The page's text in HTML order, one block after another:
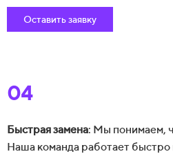
Оставить заявку
04
Быстрая замена: Мы понимаем,
Наша команда работает